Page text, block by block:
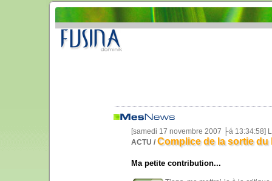
[samedi 17 novembre 2007 ├á 13:34:58]
ACTU / Complice de la sortie
Ma petite contribution...